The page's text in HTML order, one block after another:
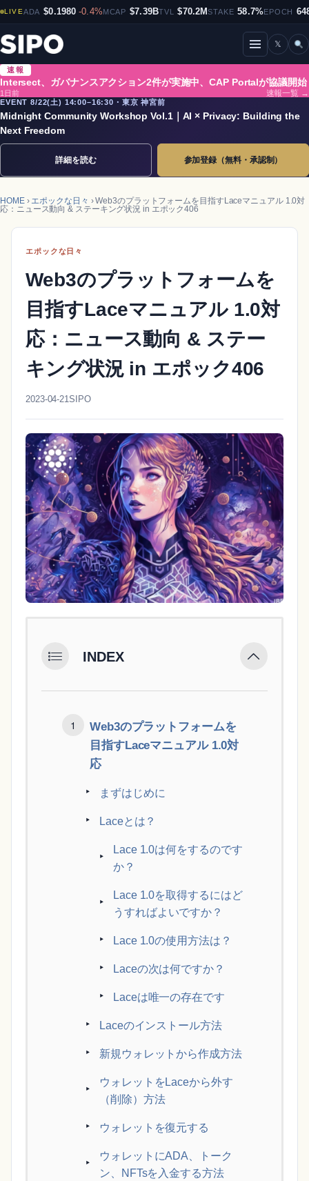
LIVEADA $0.1980 -0.4%MCAP $7.39BTVL $70.2MSTAKE 58.7%EPOCH
メニューを開閉
𝕏
速報
Intersect、ガバナンスアクション2件が実施中、CAP Portalが協議開始
1日前
速報一覧 →
EVENT 8/22(土) 14:00–16:30・東京 神宮前
Midnight Community Workshop Vol.1｜AI × Privacy: Building the
Next Freedom
詳細を読む 参加登録（無料・承認制）
HOME› エポックな日々 › Web3のプラットフォームを目指すLaceマニュアル 1.0対
応：ニュース動向 & ステーキング状況 in エポック406
エポックな日々
Web3のプラットフォームを
目指すLaceマニュアル 1.0対
応：ニュース動向 & ステー
キング状況 in エポック406
2023-04-21SIPO
INDEX
Web3のプラットフォームを
目指すLaceマニュアル 1.0対
応
まずはじめに
Laceとは？
Lace 1.0は何をするのです
か？
Lace 1.0を取得するにはど
うすればよいですか？
Lace 1.0の使用方法は？
Laceの次は何ですか？
Laceは唯一の存在です
Laceのインストール方法
新規ウォレットから作成方法
ウォレットをLaceから外す
（削除）方法
ウォレットを復元する
ウォレットにADA、トーク
ン、NFTsを入金する方法